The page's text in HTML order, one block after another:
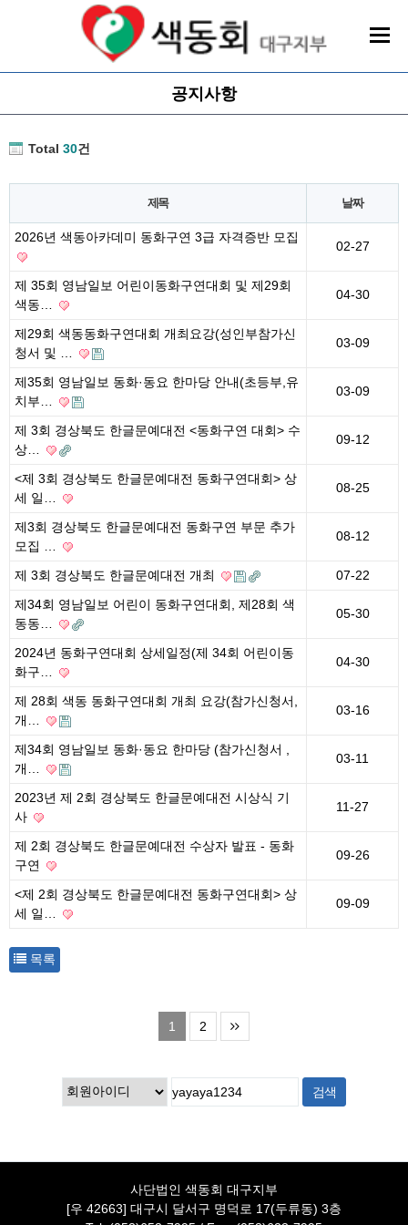
공지사항
Total 30건
제목 날짜
2026년 색동아카데미 동화구연 3급 자격증반 모집
02-27
제 35회 영남일보 어린이동화구연대회 및 제29회
색동…
04-30
제29회 색동동화구연대회 개최요강(성인부참가신
청서 및 …
03-09
제35회 영남일보 동화·동요 한마당 안내(초등부,유
치부…
03-09
제 3회 경상북도 한글문예대전 <동화구연 대회> 수
상…
09-12
<제 3회 경상북도 한글문예대전 동화구연대회> 상
세 일…
08-25
제3회 경상북도 한글문예대전 동화구연 부문 추가
모집 …
08-12
제 3회 경상북도 한글문예대전 개최
07-22
제34회 영남일보 어린이 동화구연대회, 제28회 색
동동…
05-30
2024년 동화구연대회 상세일정(제 34회 어린이동
화구…
04-30
제 28회 색동 동화구연대회 개최 요강(참가신청서,
개…
03-16
제34회 영남일보 동화·동요 한마당 (참가신청서 ,
개…
03-11
2023년 제 2회 경상북도 한글문예대전 시상식 기
사
11-27
제 2회 경상북도 한글문예대전 수상자 발표 - 동화
구연
09-26
<제 2회 경상북도 한글문예대전 동화구연대회> 상
세 일…
09-09
목록
1 2
사단법인 색동회 대구지부
[우 42663] 대구시 달서구 명덕로 17(두류동) 3층